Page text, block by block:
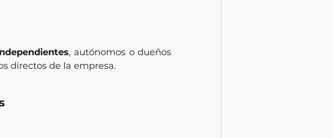
, autónomos o dueños
directos de la empresa.